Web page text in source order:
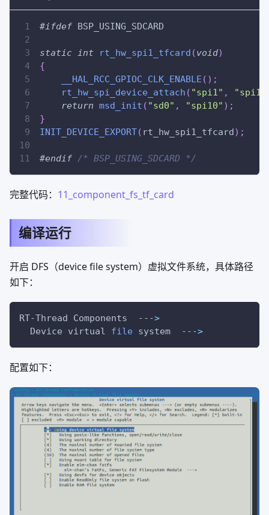
#ifdef BSP_USING_SDCARD
static int rt_hw_spi1_tfcard (void)
{
__HAL_RCC_GPIOC_CLK_ENABLE ( ) ;
rt_hw_spi_device_attach ( "spi1" ,
return msd_init ( "sd0" , "spi10" ) ;
}
INIT_DEVICE_EXPORT( rt_hw_spi1_tfcard ) ;
#endif /* BSP_USING_SDCARD */
完整代码： 11_component_fs_tf_card
编译运行
开启 DFS（device file system）虚拟文件系统，具体路径
如下：
RT-Thread Components  --->
  Device virtual
file system  --->
配置如下：